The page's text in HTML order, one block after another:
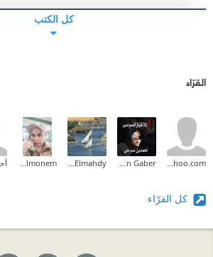
كل الكتب
القرّاء
كل القرّاء